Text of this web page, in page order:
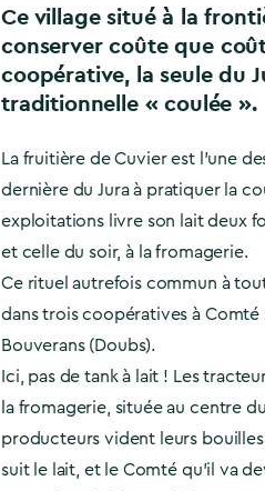
Ce village situé à la
conserver coûte que
coopérative, la seule du
traditionnelle « coulée ».
La fruitière de Cuvier est l’une
dernière du Jura à pratiquer la
exploitations livre son lait deux
et celle du soir, à la fromagerie.
Ce rituel autrefois commun à
dans trois coopératives à Comté
Bouverans (Doubs).
Ici, pas de tank à lait ! Les
la fromagerie, située au centre
producteurs vident leurs
suit le lait, et le Comté qu’il va